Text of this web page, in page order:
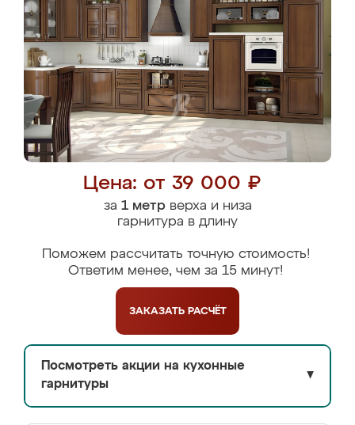
Цена: от 39 000 ₽
за 1 метрверха и низа
гарнитура в длину
Поможем рассчитать точную стоимость!
Ответим менее, чем за 15 минут!
ЗАКАЗАТЬ РАСЧЁТ
Посмотреть акции на кухонные
гарнитуры
▼